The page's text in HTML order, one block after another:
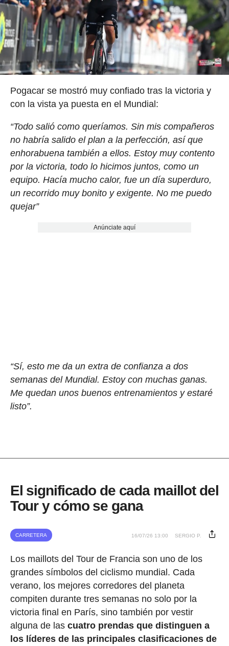
Pogacar se mostró muy confiado tras la victoria y
con la vista ya puesta en el Mundial:
“Todo salió como queríamos. Sin mis compañeros
no habría salido el plan a la perfección, así que
enhorabuena también a ellos. Estoy muy contento
por la victoria, todo lo hicimos juntos, como un
equipo. Hacía mucho calor, fue un día superduro,
un recorrido muy bonito y exigente. No me puedo
quejar”
Anúnciate aquí
“Sí, esto me da un extra de confianza a dos
semanas del Mundial. Estoy con muchas ganas.
Me quedan unos buenos entrenamientos y estaré
listo”.
El significado de cada maillot del
Tour y cómo se gana
CARRETERA 16/07/26 13:00 SERGIO P.
Los maillots del Tour de Francia son uno de los
grandes símbolos del ciclismo mundial. Cada
verano, los mejores corredores del planeta
compiten durante tres semanas no solo por la
victoria final en París, sino también por vestir
alguna de las cuatro prendas que distinguen a
los líderes de las principales clasificaciones de